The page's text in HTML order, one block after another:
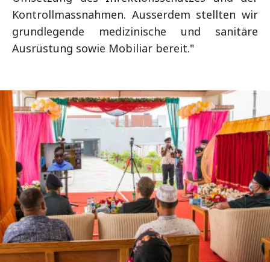
Kontrollmassnahmen. Ausserdem stellten wir
grundlegende medizinische und sanitäre
Ausrüstung sowie Mobiliar bereit."